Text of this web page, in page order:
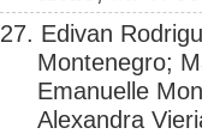
27. Edivan
Montenegro;
Emanuelle
Alexandra